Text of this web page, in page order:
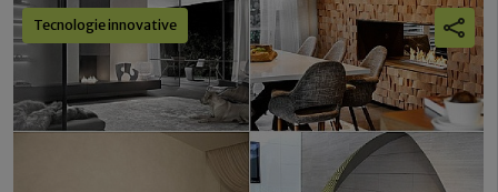
Tecnologie innovative